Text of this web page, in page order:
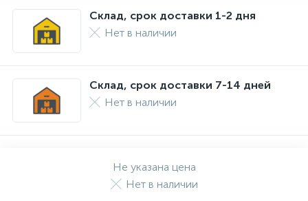
Склад, срок доставки 1-2 дня
Нет в наличии
Склад, срок доставки 7-14 дней
Нет в наличии
Не указана цена
Нет в наличии